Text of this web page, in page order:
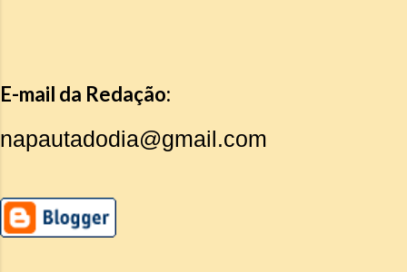
E-mail da Redação:
napautadodia@gmail.com